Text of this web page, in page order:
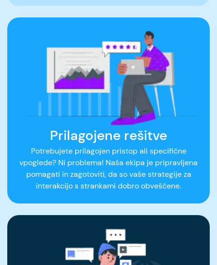
Prilagojene rešitve
Potrebujete prilagojen pristop ali specifične
vpoglede? Ni problema! Naša ekipa je pripravljena
pomagati in zagotoviti, da so vaše strategije za
interakcijo s strankami dobro obveščene.